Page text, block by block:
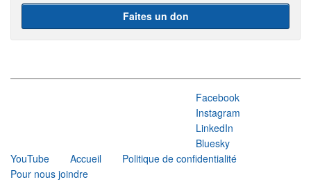
Faites un don
Facebook
Instagram
LinkedIn
Bluesky
YouTube
Accueil
Politique de confidentialité
Pour nous joindre